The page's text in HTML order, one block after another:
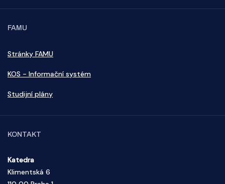
FAMU
Stránky FAMU
KOS - Informační systém
Studijní plány
KONTAKT
Katedra
Klimentská 6